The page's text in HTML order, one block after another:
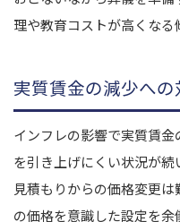
理や教育コストが高くなる
実質賃金の減少への
インフレの影響で実質賃
を引き上げにくい状況が
見積もりからの価格変更
の価格を意識した設定を